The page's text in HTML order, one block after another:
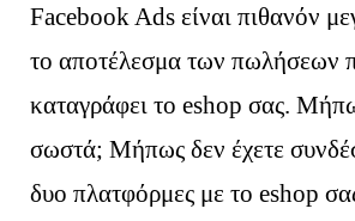
Facebook Ads είναι πιθανόν
το αποτέλεσμα των πωλήσεων
καταγράφει το eshop σας.
σωστά; Μήπως δεν έχετε
δυο πλατφόρμες με το eshop